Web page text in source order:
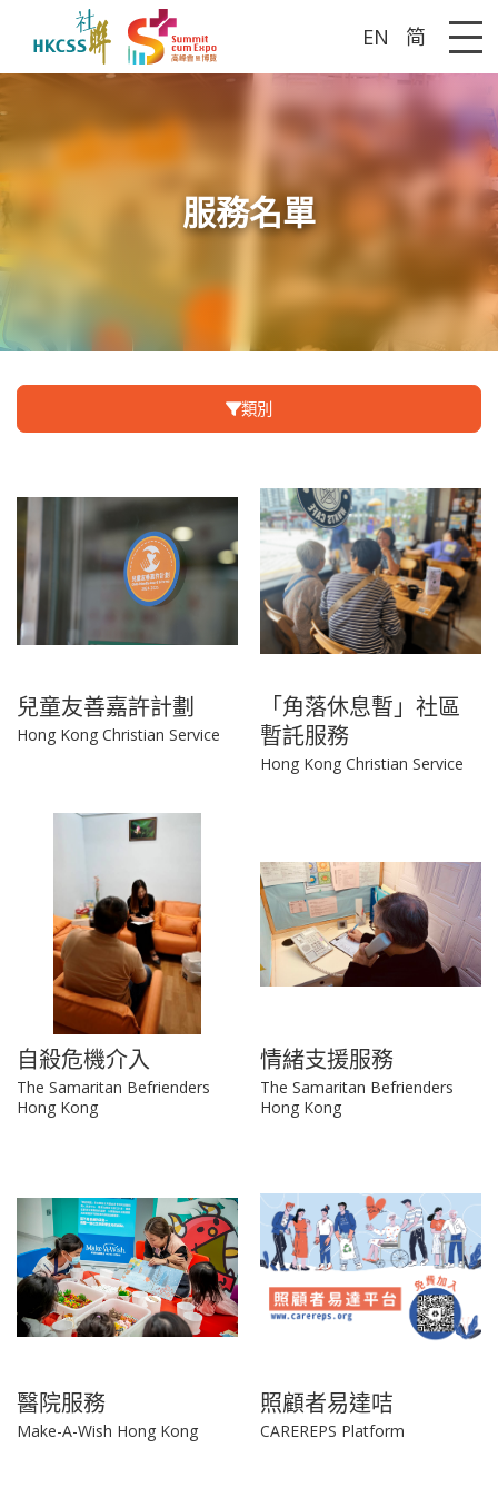
EN 简
服務名單
類別
兒童友善嘉許計劃
Hong Kong Christian Service
「角落休息暫」社區
暫託服務
Hong Kong Christian Service
自殺危機介入
The Samaritan Befrienders
Hong Kong
情緒支援服務
The Samaritan Befrienders
Hong Kong
醫院服務
Make-A-Wish Hong Kong
照顧者易達咭
CAREREPS Platform